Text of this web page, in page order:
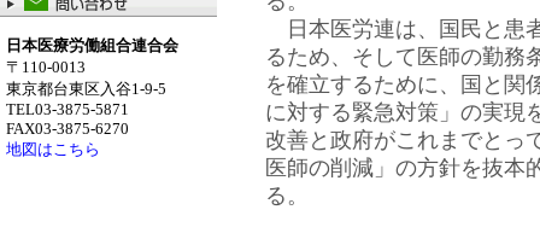
日本医療労働組合連合会
〒110-0013
東京都台東区入谷1-9-5
TEL03-3875-5871
FAX03-3875-6270
地図はこちら
日本医労連は、国民と患
るため、そして医師の勤務
を確立するために、国と関
に対する緊急対策」の実現
改善と政府がこれまでとっ
医師の削減」の方針を抜本
る。